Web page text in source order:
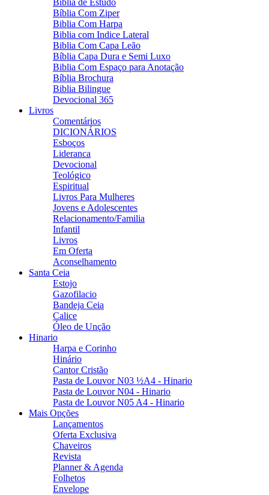
Bíblia de Estudo
Bíblia Com Ziper
Biblia Com Harpa
Biblia com Indice Lateral
Biblia Com Capa Leão
Bíblia Capa Dura e Semi Luxo
Biblia Com Espaço para Anotação
Bíblia Brochura
Biblia Bilingue
Devocional 365
Livros
Comentários
DICIONÁRIOS
Esboços
Lideranca
Devocional
Teológico
Espiritual
Livros Para Mulheres
Jovens e Adolescentes
Relacionamento/Familia
Infantil
Livros
Em Oferta
Aconselhamento
Santa Ceia
Estojo
Gazofilacio
Bandeja Ceia
Calice
Óleo de Unção
Hinario
Harpa e Corinho
Hinário
Cantor Cristão
Pasta de Louvor N03 ½A4 - Hinario
Pasta de Louvor N04 - Hinario
Pasta de Louvor N05 A4 - Hinario
Mais Opções
Lançamentos
Oferta Exclusiva
Chaveiros
Revista
Planner & Agenda
Folhetos
Envelope